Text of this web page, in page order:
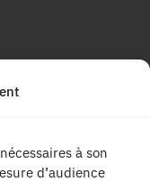
à son
d’audience